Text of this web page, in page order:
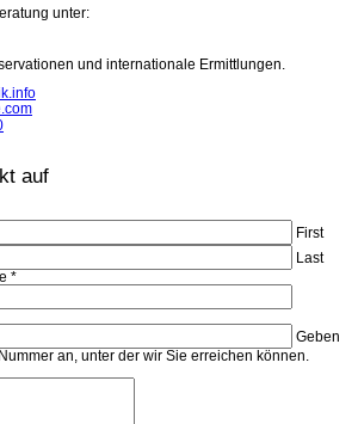
unter:
und internationale Ermittlungen.
auf
First
Last
*
Geben
an, unter der wir Sie erreichen können.